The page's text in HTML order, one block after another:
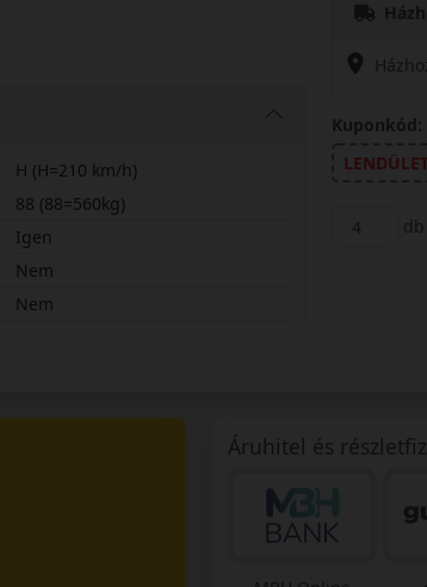
H (H=210 km/h)
88 (88=560kg)
Igen
Nem
Nem
Kuponkód:
db
Áruhitel és